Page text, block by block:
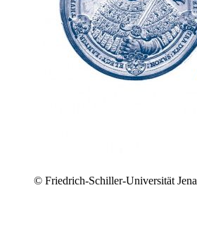
© Friedrich-Schiller-Universität Jena